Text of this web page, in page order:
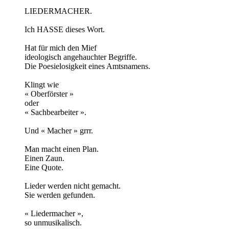
LIEDERMACHER.
Ich HASSE dieses Wort.
Hat für mich den Mief
ideologisch angehauchter Begriffe.
Die Poesielosigkeit eines Amtsnamens.
Klingt wie
« Oberförster »
oder
« Sachbearbeiter ».
Und « Macher » grrr.
Man macht einen Plan.
Einen Zaun.
Eine Quote.
Lieder werden nicht gemacht.
Sie werden gefunden.
« Liedermacher »,
so unmusikalisch.